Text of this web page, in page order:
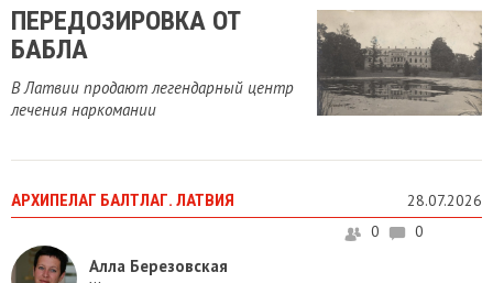
ПЕРЕДОЗИРОВКА ОТ
БАБЛА
В Латвии продают легендарный центр
лечения наркомании
АРХИПЕЛАГ БАЛТЛАГ. ЛАТВИЯ 28.07.2026
Алла Березовская
0 0